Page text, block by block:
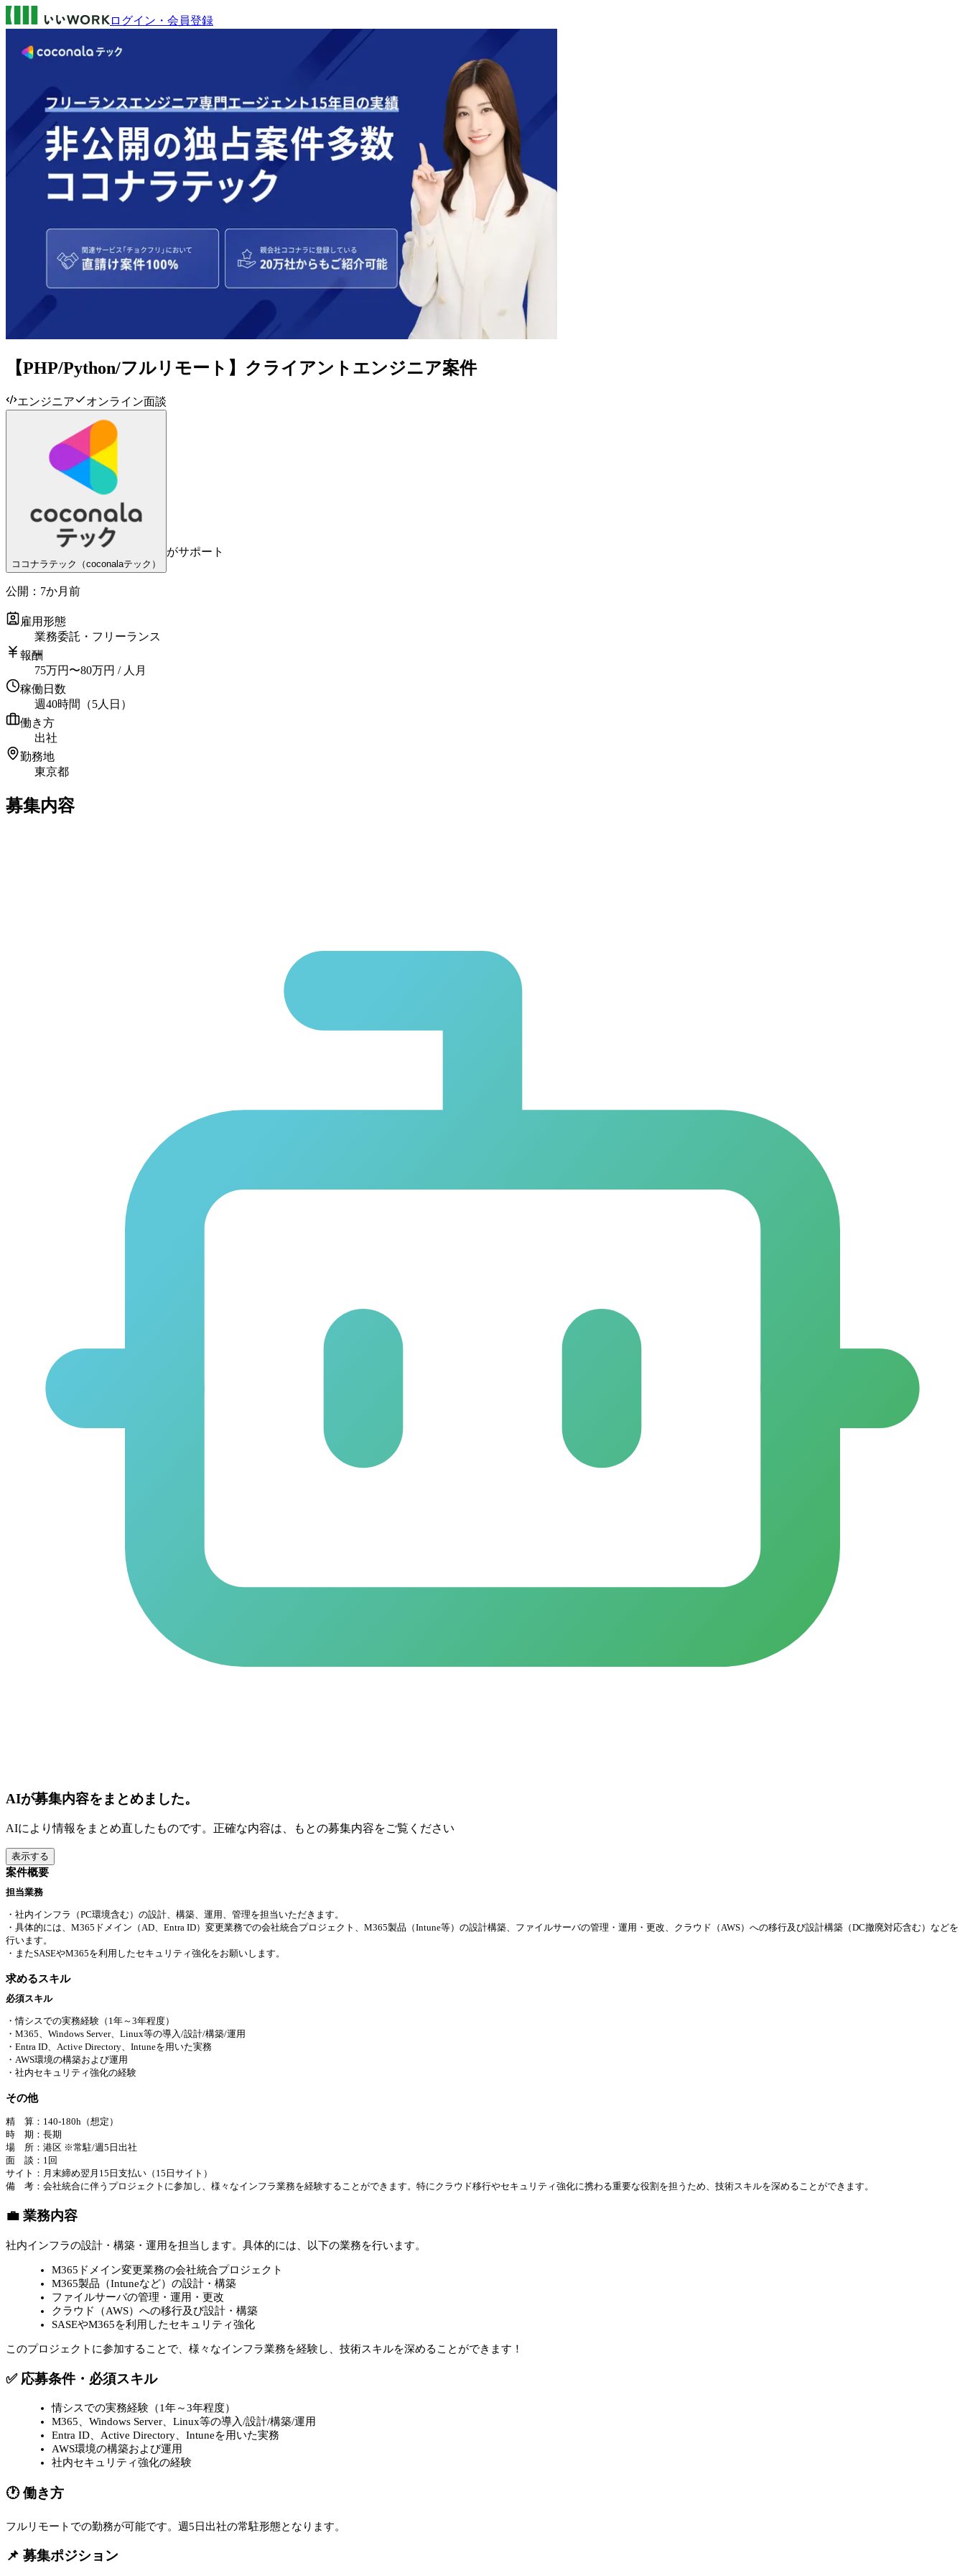
ログイン・会員登録
【PHP/Python/フルリモート】クライアントエンジニア案件
エンジニア オンライン面談
ココナラテック（coconalaテック）
がサポート
公開： 7か月前
雇用形態
業務委託・フリーランス
報酬
75万円 〜80万円 / 人月
稼働日数
週40時間（5人日）
働き方
出社
勤務地
東京都
募集内容
AIが募集内容をまとめました。
AIにより情報をまとめ直したものです。正確な内容は、もとの募集内容をご覧ください
表示する
案件概要
担当業務
・社内インフラ（PC環境含む）の設計、構築、運用、管理を担当いただきます。
・具体的には、M365ドメイン（AD、Entra ID）変更業務での会社統合プロジェクト、M365製品（Intune等）の設計構築、ファイルサーバの管理・運用・更改、クラウド（AWS）への移行及び設計構築（DC撤廃対応含む）などを
行います。
・またSASEやM365を利用したセキュリティ強化をお願いします。
求めるスキル
必須スキル
・情シスでの実務経験（1年～3年程度）
・M365、Windows Server、Linux等の導入/設計/構築/運用
・Entra ID、Active Directory、Intuneを用いた実務
・AWS環境の構築および運用
・社内セキュリティ強化の経験
その他
精 算：140-180h（想定）
時 期：長期
場 所：港区 ※常駐/週5日出社
面 談：1回
サイト：月末締め翌月15日支払い（15日サイト）
備 考：会社統合に伴うプロジェクトに参加し、様々なインフラ業務を経験することができます。特にクラウド移行やセキュリティ強化に携わる重要な役割を担うため、技術スキルを深めることができます。
💼 業務内容
社内インフラの設計・構築・運用を担当します。具体的には、以下の業務を行います。
M365ドメイン変更業務の会社統合プロジェクト
M365製品（Intuneなど）の設計・構築
ファイルサーバの管理・運用・更改
クラウド（AWS）への移行及び設計・構築
SASEやM365を利用したセキュリティ強化
このプロジェクトに参加することで、様々なインフラ業務を経験し、技術スキルを深めることができます！
✅ 応募条件・必須スキル
情シスでの実務経験（1年～3年程度）
M365、Windows Server、Linux等の導入/設計/構築/運用
Entra ID、Active Directory、Intuneを用いた実務
AWS環境の構築および運用
社内セキュリティ強化の経験
🕐 働き方
フルリモートでの勤務が可能です。週5日出社の常駐形態となります。
📌 募集ポジション